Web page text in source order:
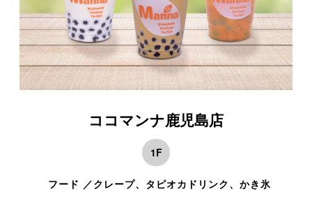
ココマンナ鹿児島店
1F
フード ／クレープ、タピオカドリンク、かき氷